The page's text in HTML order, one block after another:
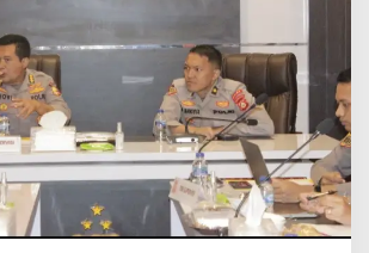
o
l
r
i
t
i
b
a
d
i